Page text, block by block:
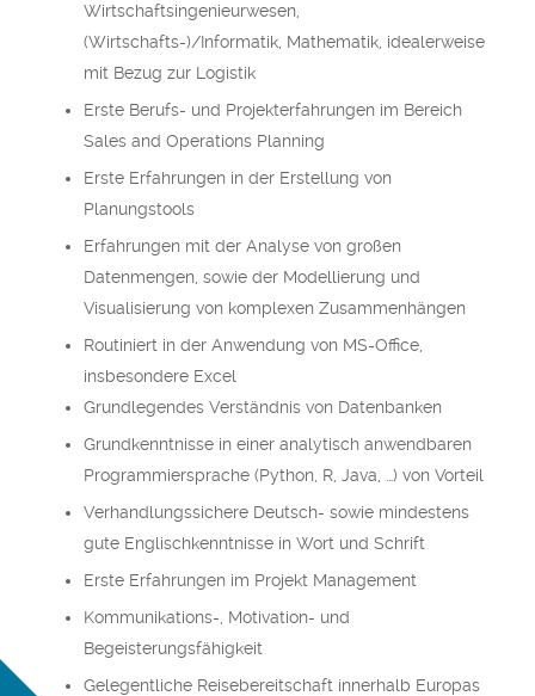
Wirtschaftsingenieurwesen,
(Wirtschafts-)/Informatik, Mathematik, idealerweise
mit Bezug zur Logistik
Erste Berufs- und Projekterfahrungen im Bereich
Sales and Operations Planning
Erste Erfahrungen in der Erstellung von
Planungstools
Erfahrungen mit der Analyse von großen
Datenmengen, sowie der Modellierung und
Visualisierung von komplexen Zusammenhängen
Routiniert in der Anwendung von MS-Office,
insbesondere Excel
Grundlegendes Verständnis von Datenbanken
Grundkenntnisse in einer analytisch anwendbaren
Programmiersprache (Python, R, Java, …) von Vorteil
Verhandlungssichere Deutsch- sowie mindestens
gute Englischkenntnisse in Wort und Schrift
Erste Erfahrungen im Projekt Management
Kommunikations-, Motivation- und
Begeisterungsfähigkeit
Gelegentliche Reisebereitschaft innerhalb Europas